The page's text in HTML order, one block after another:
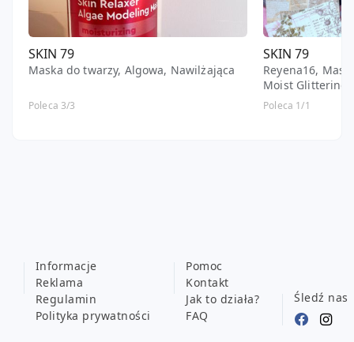
SKIN 79
Maska do twarzy, Algowa, Nawilżająca
Poleca 3/3
SKIN 79
Reyena16,
Moist Glittering,
Poleca 1/1
Informacje
Reklama
Regulamin
Polityka prywatności
Pomoc
Kontakt
Jak to działa?
FAQ
Śledź nas